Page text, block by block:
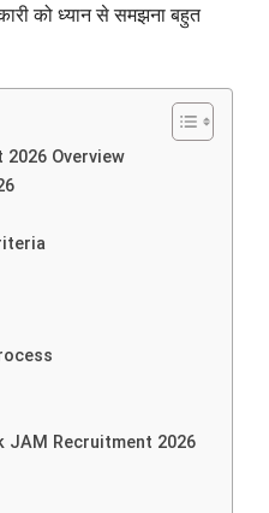
को ध्यान से समझना बहुत
2026 Overview
JAM Recruitment 2026